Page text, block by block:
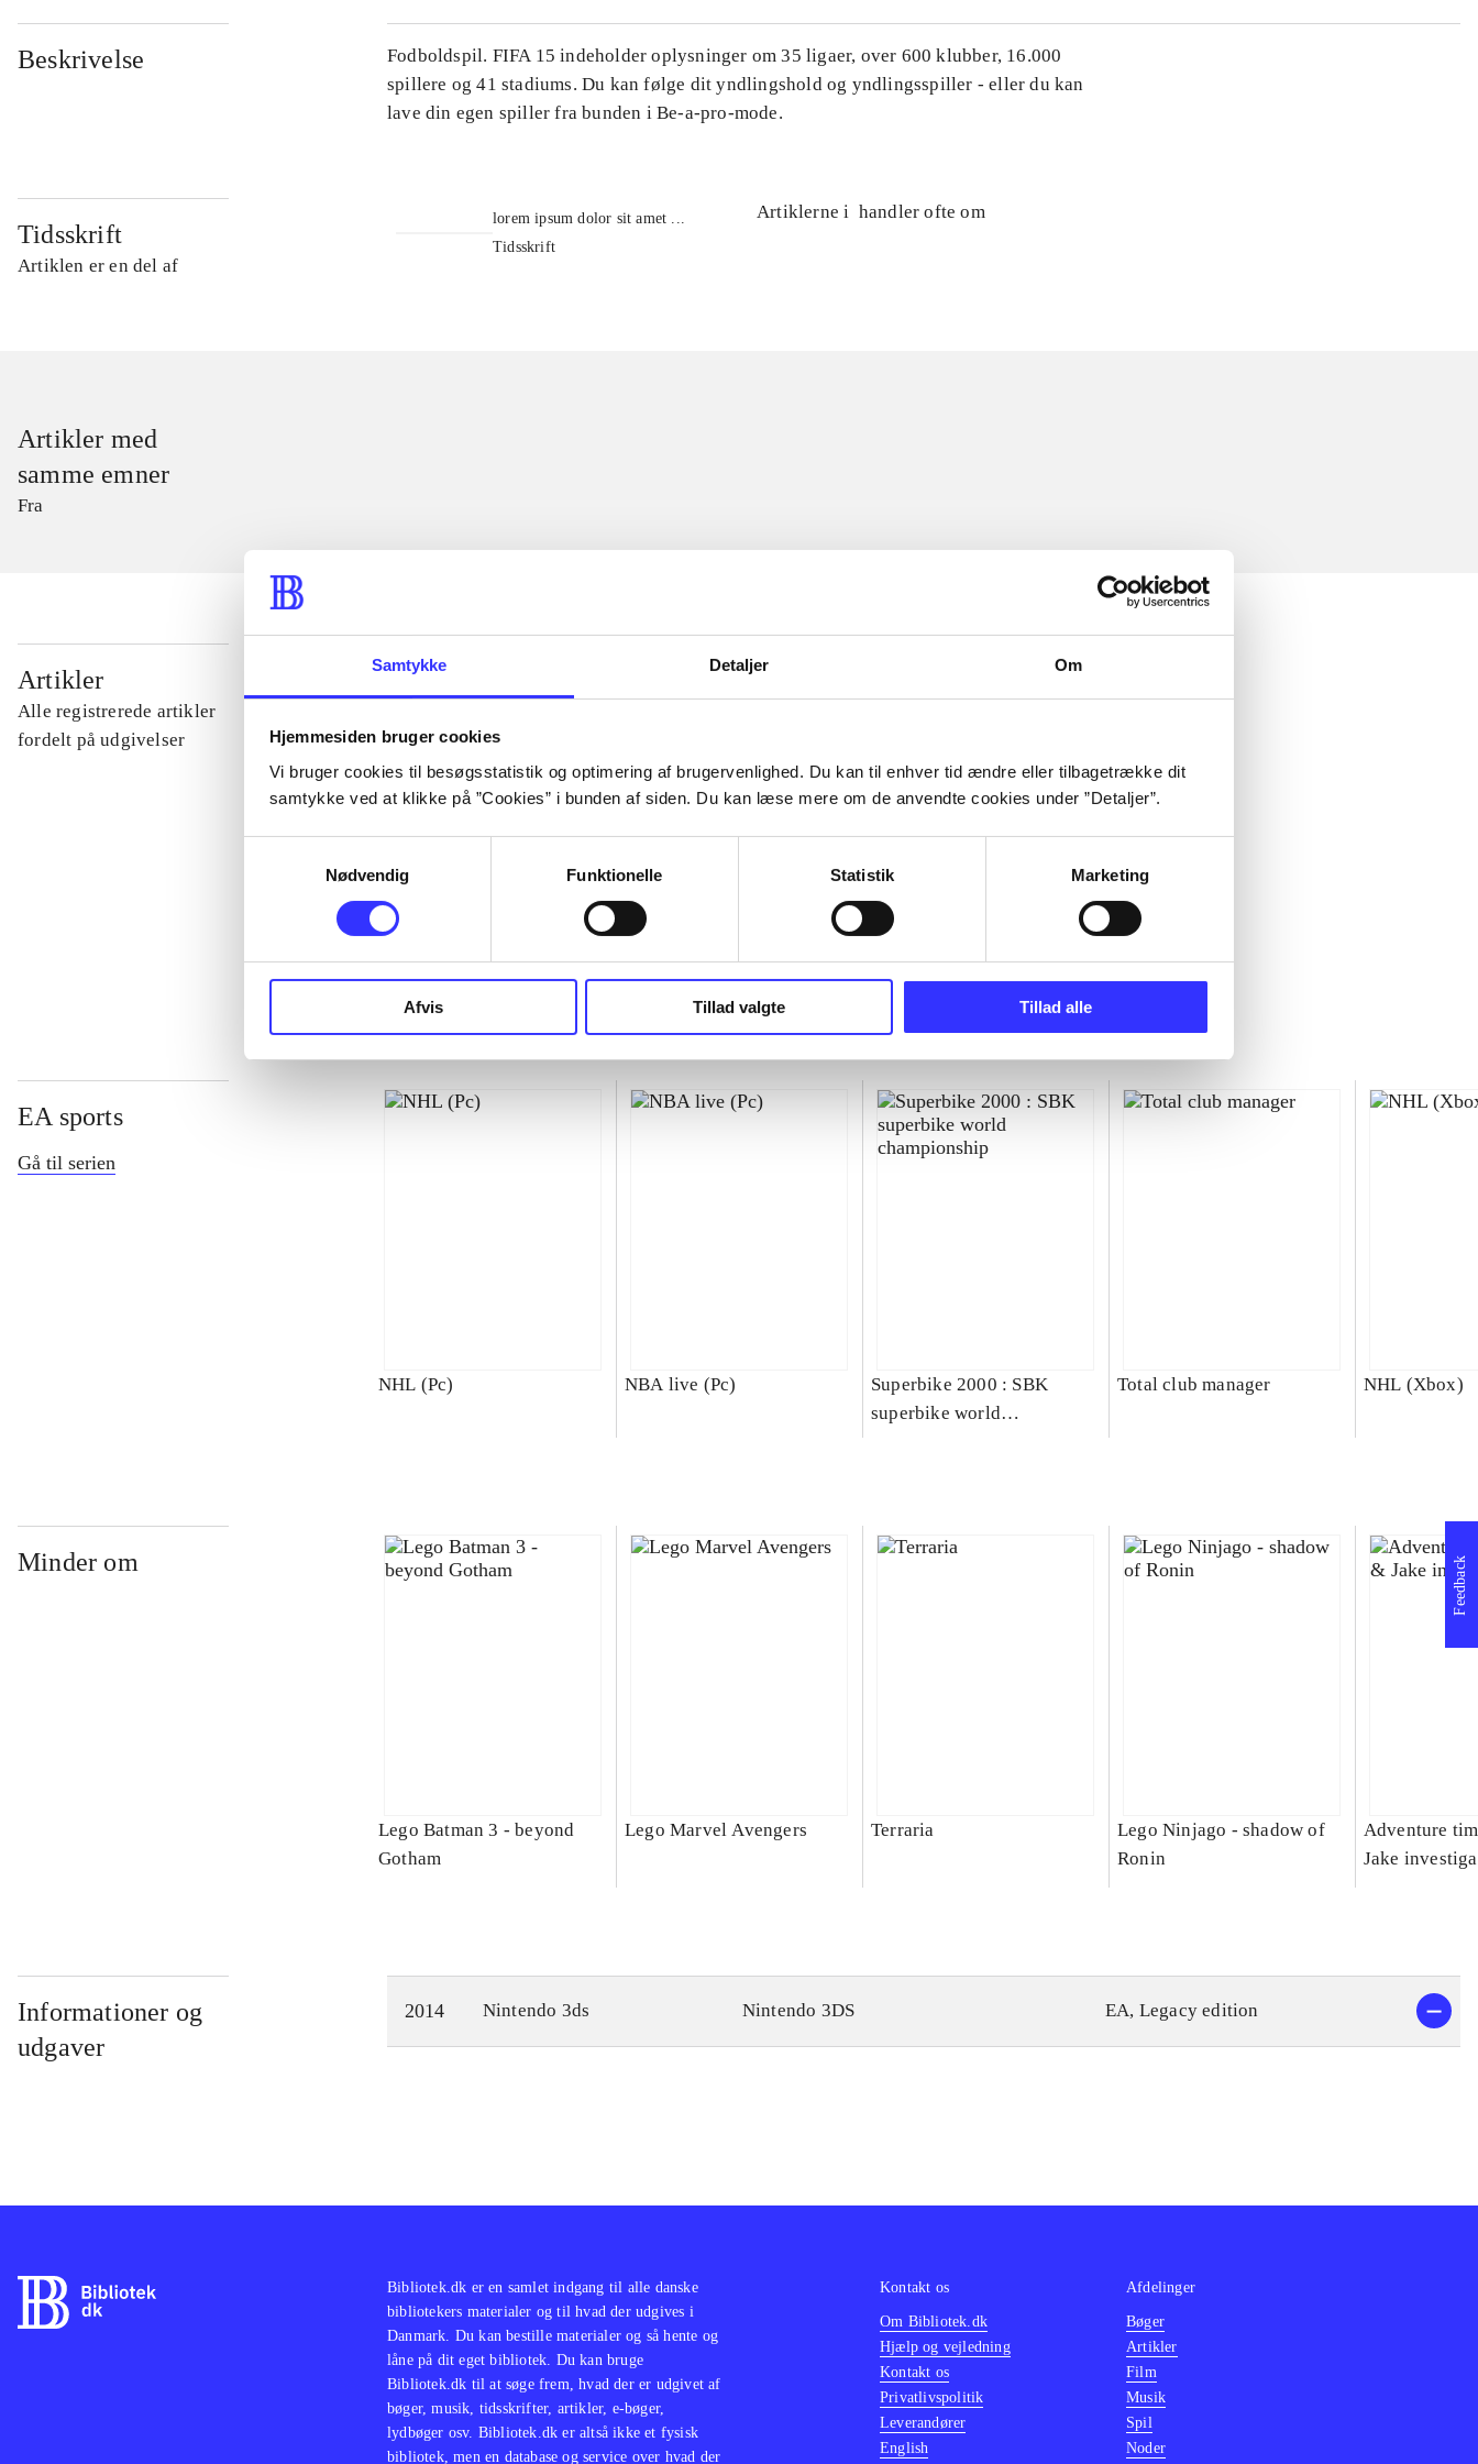
Samtykke Detaljer Om
Hjemmesiden bruger cookies
Vi bruger cookies til besøgsstatistik og optimering af brugervenlighed. Du kan til enhver tid ændre eller tilbagetrække dit
samtykke ved at klikke på ”Cookies” i bunden af siden. Du kan læse mere om de anvendte cookies under ”Detaljer”.
Nødvendig
Funktionelle Statistik Marketing
Afvis Tillad valgte Tillad alle
Beskrivelse
Fodboldspil. FIFA 15 indeholder oplysninger om 35 ligaer, over 600 klubber, 16.000
spillere og 41 stadiums. Du kan følge dit yndlingshold og yndlingsspiller - eller du kan
lave din egen spiller fra bunden i Be-a-pro-mode.
Tidsskrift
Artiklen er en del af
lorem ipsum dolor sit amet ...
Tidsskrift
Artiklerne i handler ofte om
Artikler med
samme emner
Fra
Artikler
Alle registrerede artikler
fordelt på udgivelser
...
...
...
...
EA sports
Gå til serien
NHL (Pc) NBA live (Pc)
Superbike 2000 : SBK
superbike world
Total club manager NHL (Xbox)
Minder om
Lego Batman 3 - beyond
Gotham
Lego Marvel Avengers Terraria
Lego Ninjago - shadow of
Ronin
Adventure
Jake
Informationer og
udgaver
2014 Nintendo 3ds Nintendo 3DS EA, Legacy edition
Feedback
Bibliotek.dk er en samlet indgang til alle danske
bibliotekers materialer og til hvad der udgives i
Danmark. Du kan bestille materialer og så hente og
låne på dit eget bibliotek. Du kan bruge
Bibliotek.dk til at søge frem, hvad der er udgivet af
bøger, musik, tidsskrifter, artikler, e-bøger,
lydbøger osv. Bibliotek.dk er altså ikke et fysisk
bibliotek, men en database og service over hvad der
Kontakt os
Om Bibliotek.dk
Hjælp og vejledning
Kontakt os
Privatlivspolitik
Leverandører
English
Afdelinger
Bøger
Artikler
Film
Musik
Spil
Noder